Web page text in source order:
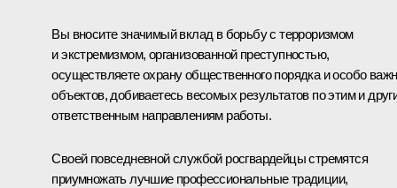
Вы вносите значимый вклад в борьбу с терроризмом
и экстремизмом, организованной преступностью,
осуществляете охрану общественного порядка и особо
объектов, добиваетесь весомых результатов по этим и
ответственным направлениям работы.
Своей повседневной службой росгвардейцы стремятся
приумножать лучшие профессиональные традиции,